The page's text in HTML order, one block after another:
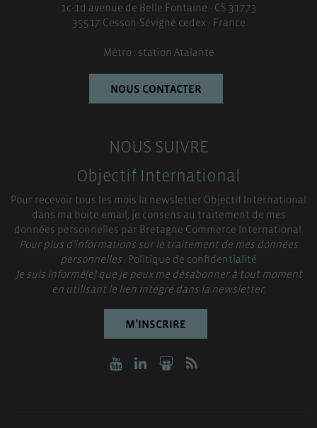
1c-1d avenue de Belle Fontaine - CS 31773
35517 Cesson-Sévigné cedex - France
Métro : station Atalante
NOUS CONTACTER
NOUS SUIVRE
Objectif International
Pour recevoir tous les mois la newsletter Objectif International
dans ma boite email, je consens au traitement de mes
données personnelles par Bretagne Commerce International.
Pour plus d’informations sur le traitement de mes données
personnelles :Politique de confidentialité
Je suis informé(e) que je peux me désabonner à tout moment
en utilisant le lien intégré dans la newsletter.
M’INSCRIRE